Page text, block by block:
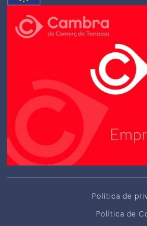
Política de
Política de